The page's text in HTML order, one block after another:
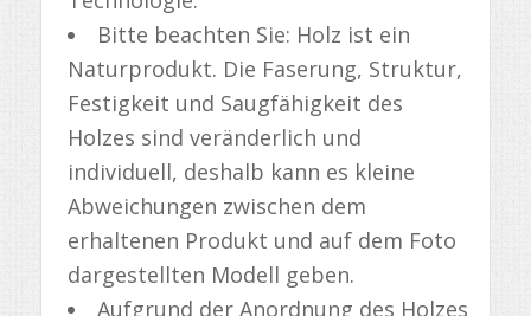
Bitte beachten Sie: Holz ist ein
Naturprodukt. Die Faserung, Struktur,
Festigkeit und Saugfähigkeit des
Holzes sind veränderlich und
individuell, deshalb kann es kleine
Abweichungen zwischen dem
erhaltenen Produkt und auf dem Foto
dargestellten Modell geben.
Aufgrund der Anordnung des Holzes